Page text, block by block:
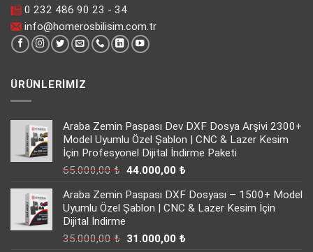
0 232 486 90 23 - 34
info@homerosbilisim.com.tr
ÜRÜNLERIMIZ
Araba Zemin Paspası Dev DXF Dosya Arşivi 2300+
Model Uyumlu Özel Şablon | CNC & Lazer Kesim
İçin Profesyonel Dijital İndirme Paketi
65.000,00₺ Orijinal
65.000,00 ₺.
44.000,00 ₺Şu
fiyat:
44.000,00 ₺.
Araba Zemin Paspası DXF Dosyası – 1500+ Model
Uyumlu Özel Şablon | CNC & Lazer Kesim İçin
Dijital İndirme
35.000,00₺ Orijinal
31.000,00 ₺Şu